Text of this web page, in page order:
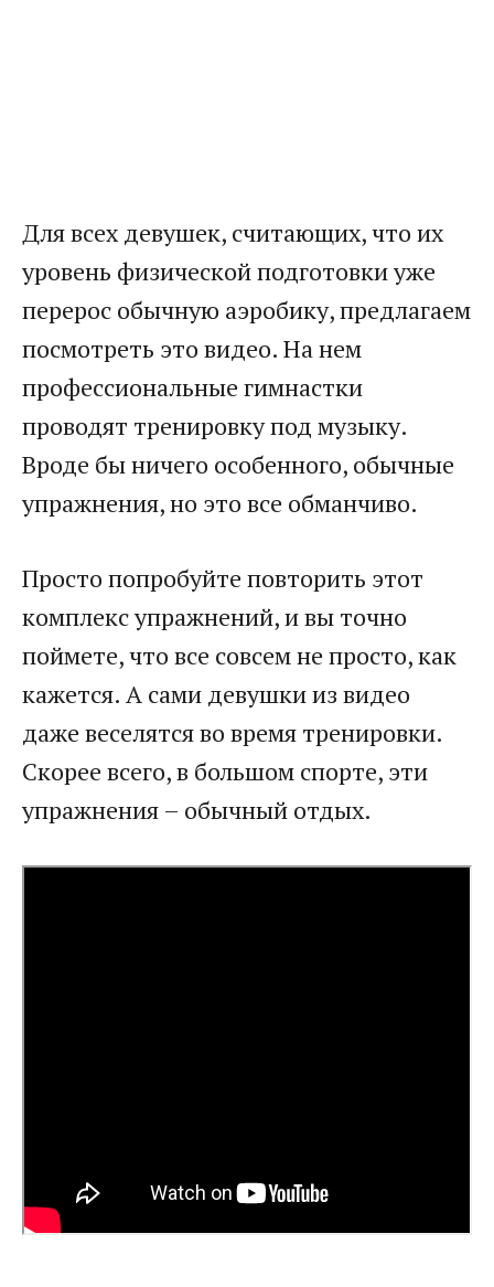
Для всех девушек, считающих, что их
уровень физической подготовки уже
перерос обычную аэробику, предлагаем
посмотреть это видео. На нем
профессиональные гимнастки
проводят тренировку под музыку.
Вроде бы ничего особенного, обычные
упражнения, но это все обманчиво.
Просто попробуйте повторить этот
комплекс упражнений, и вы точно
поймете, что все совсем не просто, как
кажется. А сами девушки из видео
даже веселятся во время тренировки.
Скорее всего, в большом спорте, эти
упражнения – обычный отдых.